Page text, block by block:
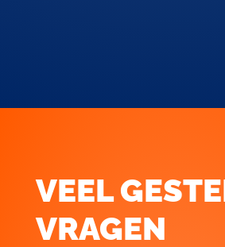
VRAGEN
ALLES WAT JE